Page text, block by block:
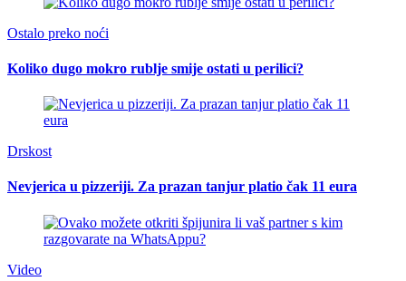
Ostalo preko noći
Koliko dugo mokro rublje smije ostati u perilici?
Drskost
Nevjerica u pizzeriji. Za prazan tanjur platio čak 11 eura
Video